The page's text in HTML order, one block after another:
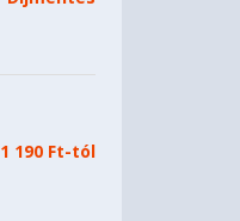
1 190 Ft-tól